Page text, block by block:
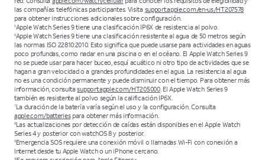
las compañías telefónicas participantes. Visita support.apple.com/en-us/HT207578
para obtener instrucciones adicionales sobre configuración.
5Apple Watch Series 9 tiene una clasificación IP6X de resistencia al polvo.
6Apple Watch Series 9 tiene una clasificación resistente al agua de 50 metros según
las normas ISO 22810:2010. Esto significa que puede usarse para actividades en aguas
poco profundas, como nadar en una piscina o en el océano. El Apple Watch Series 9
no se puede usar para hacer buceo, esquí acuático ni otro tipo de actividades que se
hagan a gran velocidad o a grandes profundidades en el agua. La resistencia al agua
no es una condición permanente y puede disminuir con el tiempo. Para obtener más
información, consultasupport.apple.com/HT205000. El Apple Watch Series 9
también es resistente al polvo según la calificación IP6X.
7La duración de la batería varía según el uso y la configuración. Consulta
apple.com/batteriespara obtener más información.
8Las actualizaciones por detección de caídas están disponibles en el Apple Watch
Series 4 y posterior con watchOS 8 y posterior.
9Emergencia SOS requiere una conexión móvil o llamadas Wi-Fi con conexión a
Internet desde tu Apple Watch o un iPhone cercano.
10